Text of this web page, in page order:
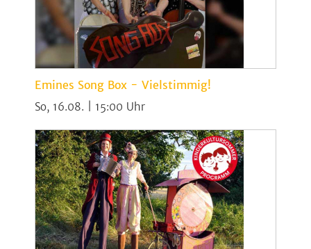
Emines Song Box - Vielstimmig!
So, 16.08. | 15:00